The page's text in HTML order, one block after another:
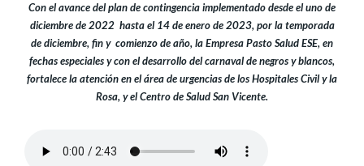
Con el avance del plan de contingencia implementado desde el uno de
diciembre de 2022 hasta el 14 de enero de 2023, por la temporada
de diciembre, fin y comienzo de año, la Empresa Pasto Salud ESE, en
fechas especiales y con el desarrollo del carnaval de negros y blancos,
fortalece la atención en el área de urgencias de los Hospitales Civil y la
Rosa, y el Centro de Salud San Vicente.